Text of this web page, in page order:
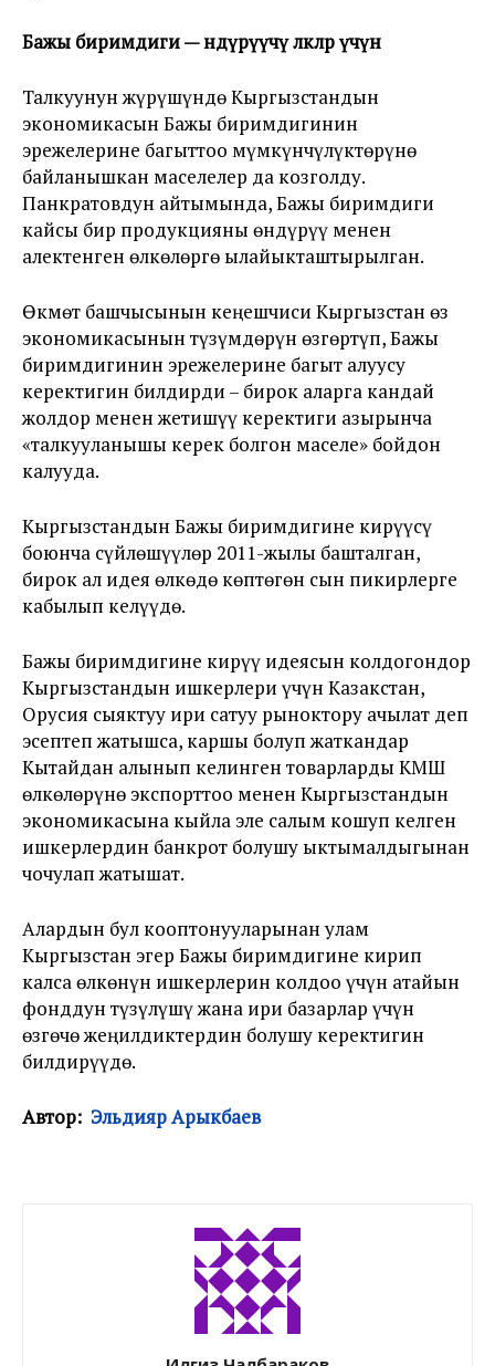
Бажы биримдиги—өндүрүүчү өлкөлөр үчүн
Талкуунун жүрүшүндө Кыргызстандын
экономикасын Бажы биримдигинин
эрежелерине багыттоо мүмкүнчүлүктөрүнө
байланышкан маселелер да козголду.
Панкратовдун айтымында, Бажы биримдиги
кайсы бир продукцияны өндүрүү менен
алектенген өлкөлөргө ылайыкташтырылган.
Өкмөт башчысынын кеңешчиси Кыргызстан өз
экономикасынын түзүмдөрүн өзгөртүп, Бажы
биримдигинин эрежелерине багыт алуусу
керектигин билдирди – бирок аларга кандай
жолдор менен жетишүү керектиги азырынча
«талкууланышы керек болгон маселе» бойдон
калууда.
Кыргызстандын Бажы биримдигине кирүүсү
боюнча сүйлөшүүлөр 2011-жылы башталган,
бирок ал идея өлкөдө көптөгөн сын пикирлерге
кабылып келүүдө.
Бажы биримдигине кирүү идеясын колдогондор
Кыргызстандын ишкерлери үчүн Казакстан,
Орусия сыяктуу ири сатуу рыноктору ачылат деп
эсептеп жатышса, каршы болуп жаткандар
Кытайдан алынып келинген товарларды КМШ
өлкөлөрүнө экспорттоо менен Кыргызстандын
экономикасына кыйла эле салым кошуп келген
ишкерлердин банкрот болушу ыктымалдыгынан
чочулап жатышат.
Алардын бул кооптонууларынан улам
Кыргызстан эгер Бажы биримдигине кирип
калса өлкөнүн ишкерлерин колдоо үчүн атайын
фонддун түзүлүшү жана ири базарлар үчүн
өзгөчө жеңилдиктердин болушу керектигин
билдирүүдө.
Автор: Эльдияр Арыкбаев